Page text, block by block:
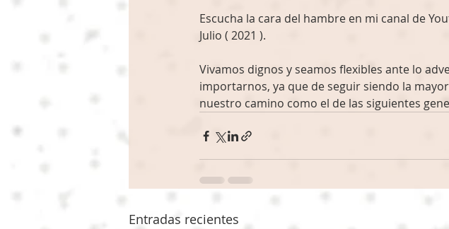
Escucha la cara del hambre en mi canal de
Julio ( 2021 ).
Vivamos dignos y seamos flexibles ante lo
importarnos, ya que de seguir siendo la
nuestro camino como el de las siguientes
Entradas recientes